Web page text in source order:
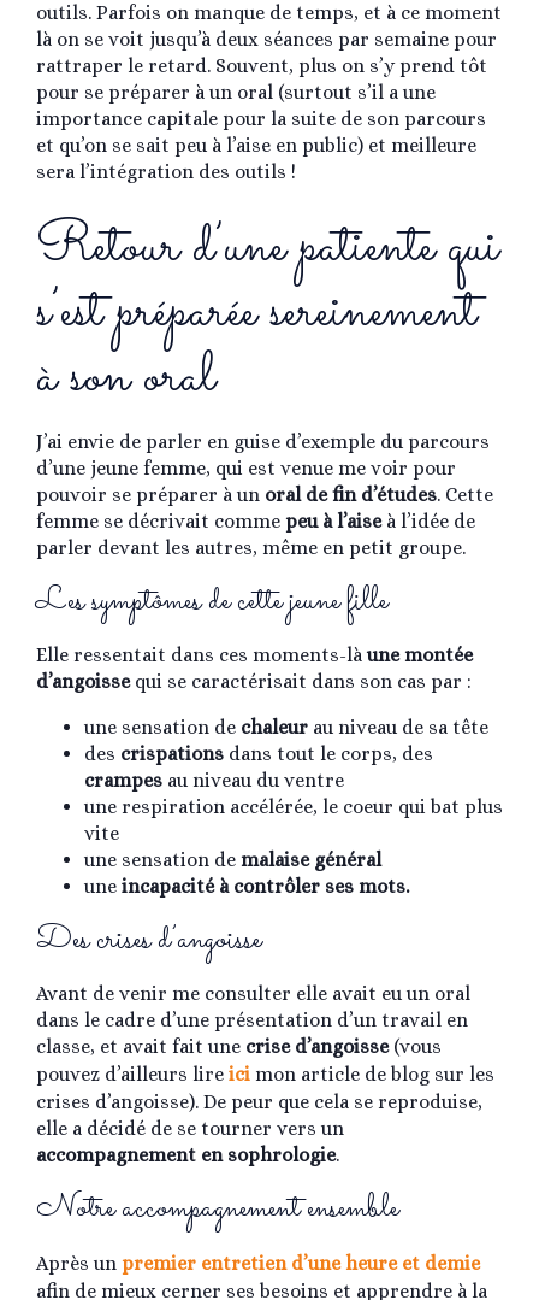
outils. Parfois on manque de temps, et à ce moment
là on se voit jusqu’à deux séances par semaine pour
rattraper le retard. Souvent, plus on s’y prend tôt
pour se préparer à un oral (surtout s’il a une
importance capitale pour la suite de son parcours
et qu’on se sait peu à l’aise en public) et meilleure
sera l’intégration des outils !
Retour d’une patiente qui
s’est préparée sereinement
à son oral
J’ai envie de parler en guise d’exemple du parcours
d’une jeune femme, qui est venue me voir pour
pouvoir se préparer à un oral de fin d’études. Cette
femme se décrivait comme peu à l’aiseà l’idée de
parler devant les autres, même en petit groupe.
Les symptômes de cette jeune fille
Elle ressentait dans ces moments-làune montée
d’angoissequi se caractérisait dans son cas par :
une sensation de chaleur au niveau de sa tête
des crispations dans tout le corps, des
crampes au niveau du ventre
une respiration accélérée, le coeur qui bat plus
vite
une sensation de malaise général
une incapacité à contrôler ses mots.
Des crises d’angoisse
Avant de venir me consulter elle avait eu un oral
dans le cadre d’une présentation d’un travail en
classe, et avait fait une crise d’angoisse(vous
pouvez d’ailleurs lire ici mon article de blog sur les
crises d’angoisse). De peur que cela se reproduise,
elle a décidé de se tourner vers un
accompagnement en sophrologie.
Notre accompagnement ensemble
Après un premier entretien d’une heure et demie
afin de mieux cerner ses besoins et apprendre à la